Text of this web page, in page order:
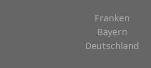
Franken
Bayern
Deutschland